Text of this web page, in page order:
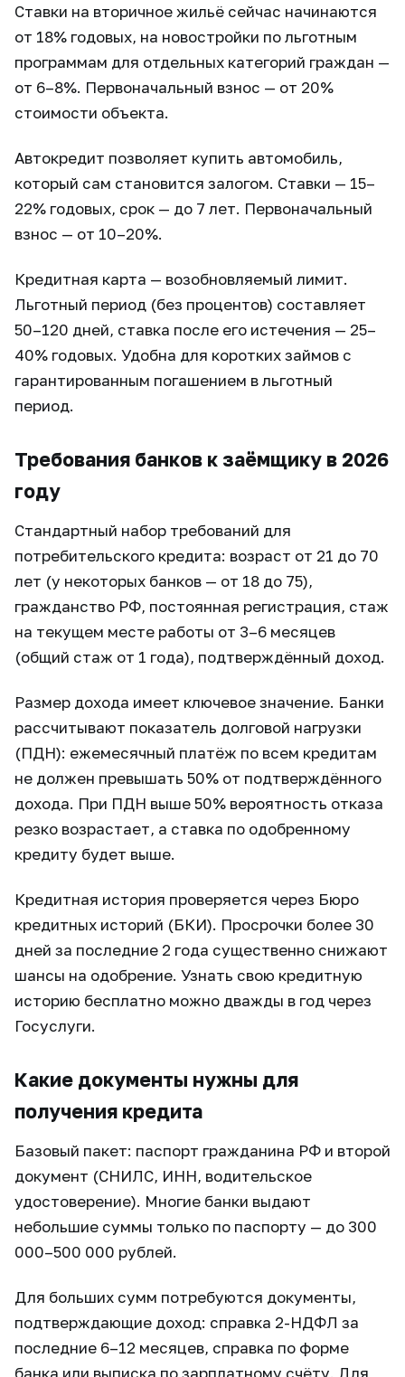
Ставки на вторичное жильё сейчас начинаются
от 18% годовых, на новостройки по льготным
программам для отдельных категорий граждан —
от 6–8%. Первоначальный взнос — от 20%
стоимости объекта.
Автокредит позволяет купить автомобиль,
который сам становится залогом. Ставки — 15–
22% годовых, срок — до 7 лет. Первоначальный
взнос — от 10–20%.
Кредитная карта — возобновляемый лимит.
Льготный период (без процентов) составляет
50–120 дней, ставка после его истечения — 25–
40% годовых. Удобна для коротких займов с
гарантированным погашением в льготный
период.
Требования банков к заёмщику в 2026
году
Стандартный набор требований для
потребительского кредита: возраст от 21 до 70
лет (у некоторых банков — от 18 до 75),
гражданство РФ, постоянная регистрация, стаж
на текущем месте работы от 3–6 месяцев
(общий стаж от 1 года), подтверждённый доход.
Размер дохода имеет ключевое значение. Банки
рассчитывают показатель долговой нагрузки
(ПДН): ежемесячный платёж по всем кредитам
не должен превышать 50% от подтверждённого
дохода. При ПДН выше 50% вероятность отказа
резко возрастает, а ставка по одобренному
кредиту будет выше.
Кредитная история проверяется через Бюро
кредитных историй (БКИ). Просрочки более 30
дней за последние 2 года существенно снижают
шансы на одобрение. Узнать свою кредитную
историю бесплатно можно дважды в год через
Госуслуги.
Какие документы нужны для
получения кредита
Базовый пакет: паспорт гражданина РФ и второй
документ (СНИЛС, ИНН, водительское
удостоверение). Многие банки выдают
небольшие суммы только по паспорту — до 300
000–500 000 рублей.
Для больших сумм потребуются документы,
подтверждающие доход: справка 2-НДФЛ за
последние 6–12 месяцев, справка по форме